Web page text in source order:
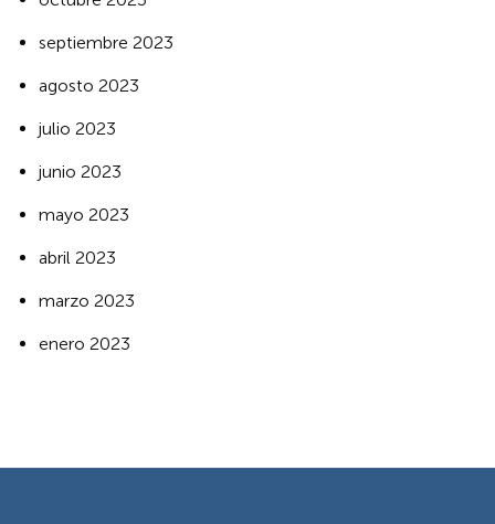
septiembre 2023
agosto 2023
julio 2023
junio 2023
mayo 2023
abril 2023
marzo 2023
enero 2023